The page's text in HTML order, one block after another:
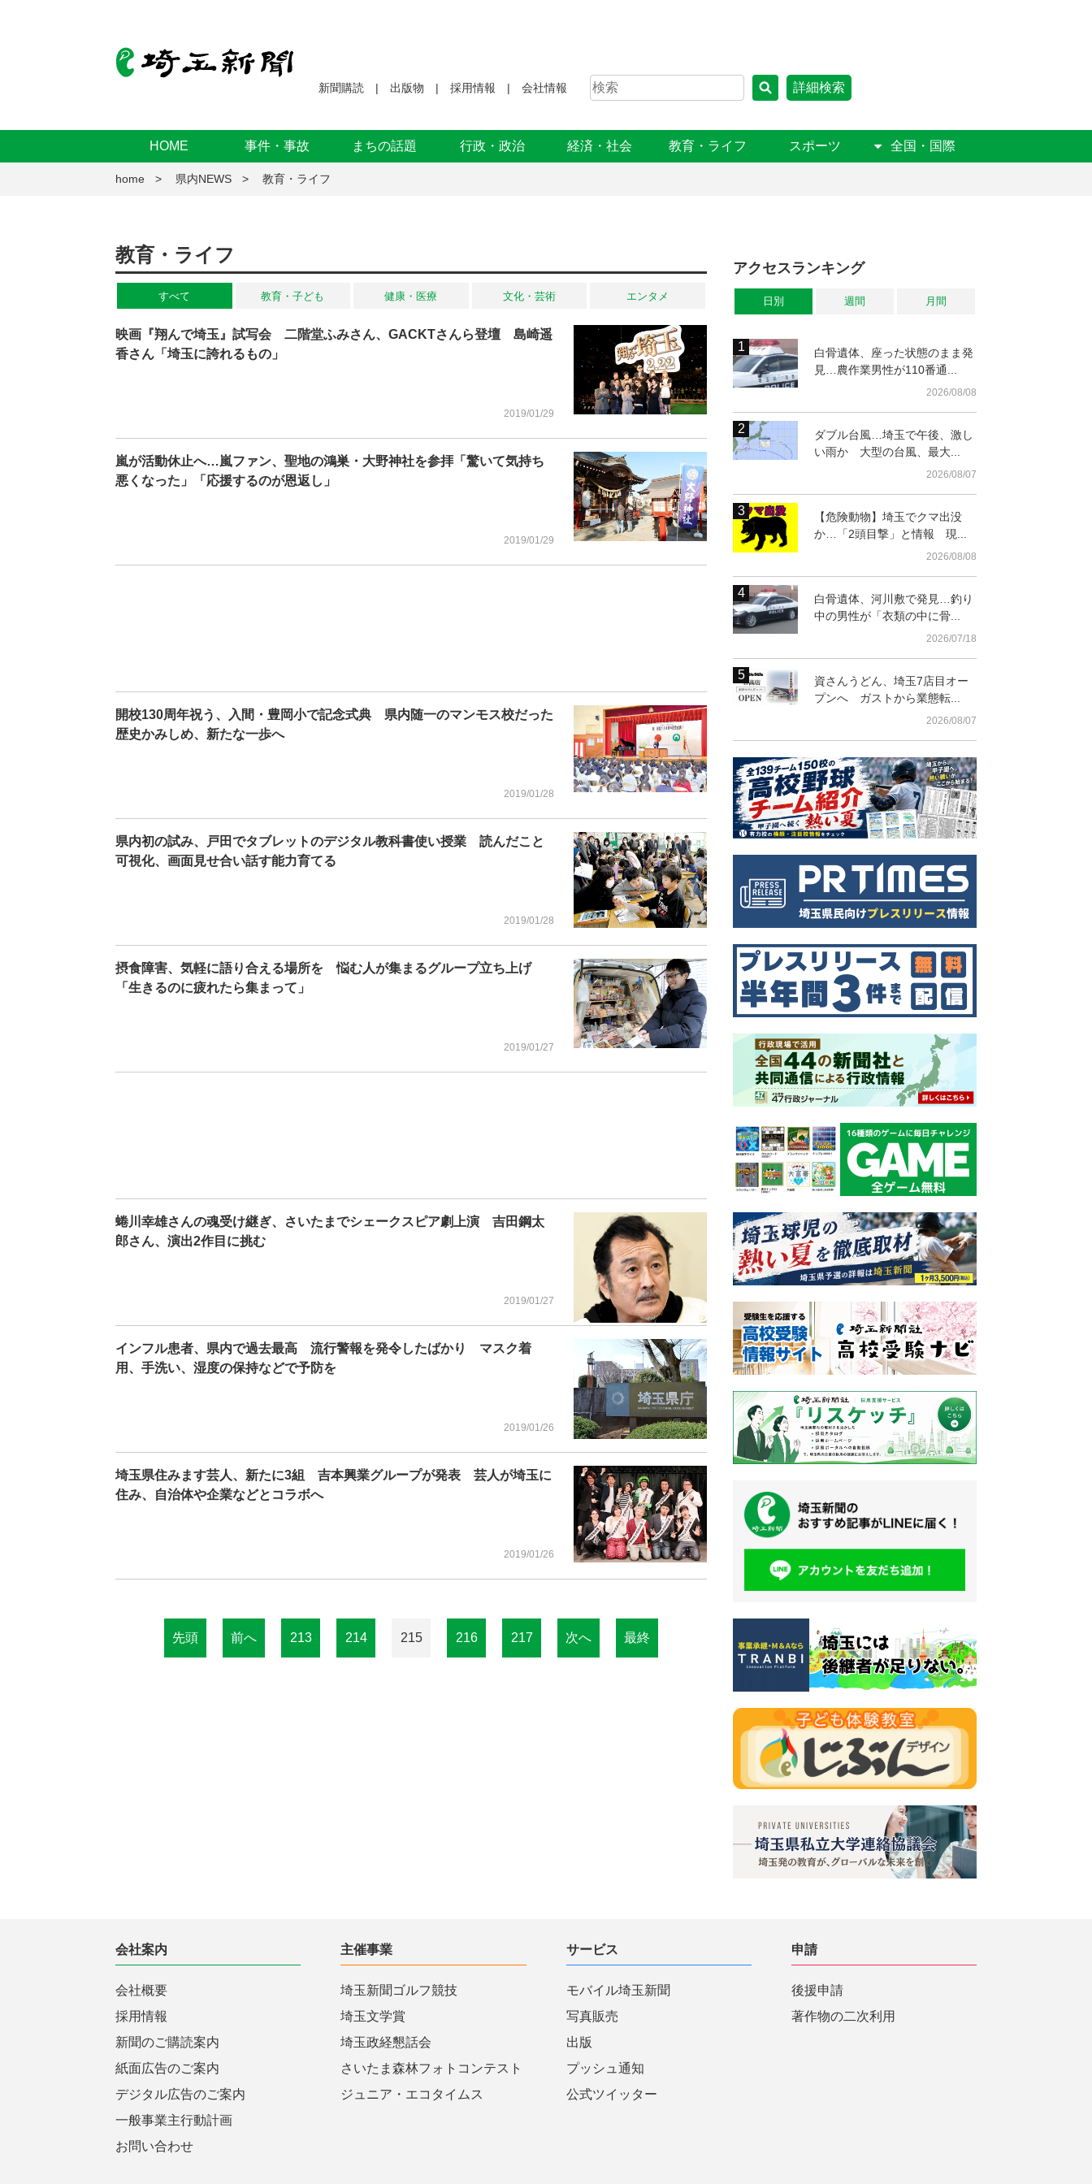
新聞購読 出版物 採用情報 会社情報 詳細検索
HOME 事件・事故 まちの話題 行政・政治 経済・社会 教育・ライフ スポーツ 全国・国際
home 県内NEWS 教育・ライフ
教育・ライフ
すべて 教育・子ども 健康・医療 文化・芸術 エンタメ
映画『翔んで埼玉』試写会 二階堂ふみさん、GACKTさんら登壇 島崎遥
香さん「埼玉に誇れるもの」
2019/01/29
嵐が活動休止へ…嵐ファン、聖地の鴻巣・大野神社を参拝「驚いて気持ち
悪くなった」「応援するのが恩返し」
2019/01/29
開校130周年祝う、入間・豊岡小で記念式典 県内随一のマンモス校だった
歴史かみしめ、新たな一歩へ
2019/01/28
県内初の試み、戸田でタブレットのデジタル教科書使い授業 読んだこと
可視化、画面見せ合い話す能力育てる
2019/01/28
摂食障害、気軽に語り合える場所を 悩む人が集まるグループ立ち上げ
「生きるのに疲れたら集まって」
2019/01/27
蜷川幸雄さんの魂受け継ぎ、さいたまでシェークスピア劇上演 吉田鋼太
郎さん、演出2作目に挑む
2019/01/27
インフル患者、県内で過去最高 流行警報を発令したばかり マスク着
用、手洗い、湿度の保持などで予防を
2019/01/26
埼玉県住みます芸人、新たに3組 吉本興業グループが発表 芸人が埼玉に
住み、自治体や企業などとコラボへ
2019/01/26
先頭 前へ 213 214 215 216 217 次へ 最終
アクセスランキング
日別 週間 月間
白骨遺体、座った状態のまま発
見…農作業男性が110番通...
2026/08/08
ダブル台風…埼玉で午後、激し
い雨か 大型の台風、最大...
2026/08/07
【危険動物】埼玉でクマ出没
か…「2頭目撃」と情報 現...
2026/08/08
白骨遺体、河川敷で発見…釣り
中の男性が「衣類の中に骨...
2026/07/18
資さんうどん、埼玉7店目オー
プンへ ガストから業態転...
2026/08/07
会社案内
会社概要
採用情報
新聞のご購読案内
紙面広告のご案内
デジタル広告のご案内
一般事業主行動計画
お問い合わせ
主催事業
埼玉新聞ゴルフ競技
埼玉文学賞
埼玉政経懇話会
さいたま森林フォトコンテスト
ジュニア・エコタイムス
サービス
モバイル埼玉新聞
写真販売
出版
プッシュ通知
公式ツイッター
申請
後援申請
著作物の二次利用